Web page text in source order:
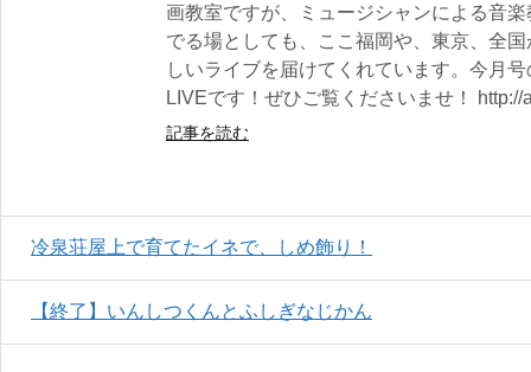
画教室ですが、ミュージシャンによる音
でる場としても、ここ福岡や、東京、全
しいライブを届けてくれています。今月
LIVEです！ぜひご覧くださいませ！ http://
記事を読む
冷泉荘屋上で育てたイネで、しめ飾り！
【終了】いんしつくんとふしぎなじかん